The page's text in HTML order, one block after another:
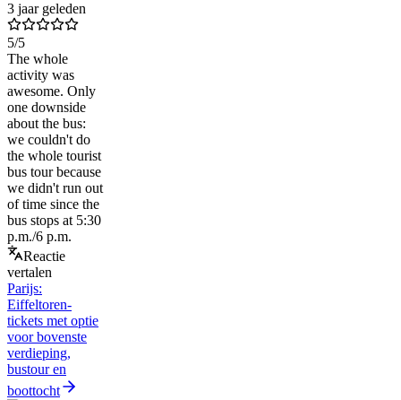
3 jaar geleden
5/5
The whole
activity was
awesome. Only
one downside
about the bus:
we couldn't do
the whole tourist
bus tour because
we didn't run out
of time since the
bus stops at 5:30
p.m./6 p.m.
Reactie
vertalen
Parijs:
Eiffeltoren-
tickets met optie
voor bovenste
verdieping,
bustour en
boottocht